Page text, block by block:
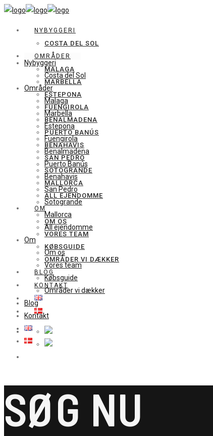
NYBYGGERI
COSTA DEL SOL
OMRÅDER
MALAGA
MARBELLA
ESTEPONA
FUENGIROLA
BENALMADENA
PUERTO BANÚS
BENAHAVIS
SAN PEDRO
SOTOGRANDE
MALLORCA
ALL EJENDOMME
OM
OM OS
VORES TEAM
KØBSGUIDE
OMRÅDER VI DÆKKER
BLOG
KONTAKT
Nybyggeri
Costa del Sol
Områder
Malaga
Marbella
Estepona
Fuengirola
Benalmadena
Puerto Banús
Benahavis
San Pedro
Sotogrande
Mallorca
All ejendomme
Om
Om os
Vores team
Købsguide
Områder vi dækker
Blog
Kontakt
SØG NU